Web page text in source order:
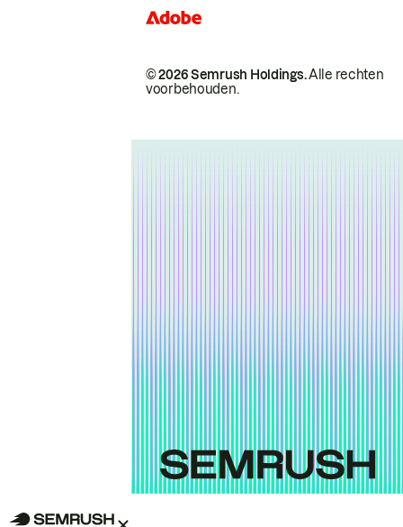
© 2026 Semrush Holdings.Alle rechten
voorbehouden.